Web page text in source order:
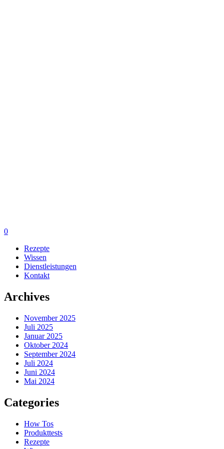
0
Rezepte
Wissen
Dienstleistungen
Kontakt
Archives
November 2025
Juli 2025
Januar 2025
Oktober 2024
September 2024
Juli 2024
Juni 2024
Mai 2024
Categories
How Tos
Produkttests
Rezepte